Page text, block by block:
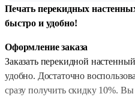
Печать перекидных
быстро и удобно!
Оформление заказа
Заказать перекидной
удобно. Достаточно
сразу получить скидку 10%.